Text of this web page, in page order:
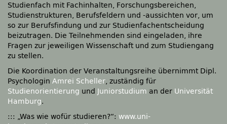
Studienfach mit Fachinhalten, Forschungsbereichen,
Studienstrukturen, Berufsfeldern und -aussichten vor, um
so zur Berufsfindung und zur Studienfachentscheidung
beizutragen. Die Teilnehmenden sind eingeladen, ihre
Fragen zur jeweiligen Wissenschaft und zum Studiengang
zu stellen.
Die Koordination der Veranstaltungsreihe übernimmt Dipl.
Psychologin Amrei Scheller, zuständig für
Studienorientierung und Juniorstudium an der Universität
Hamburg.
::: „Was wie wofür studieren?“: www.uni-